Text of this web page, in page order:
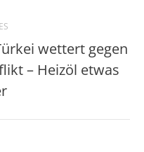
wettert gegen
– Heizöl etwas